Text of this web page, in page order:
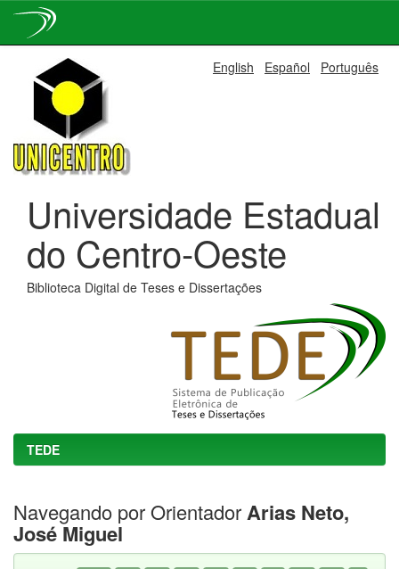
navigation
English Español Português
Universidade Estadual
do Centro-Oeste
Biblioteca Digital de Teses e Dissertações
TEDE
Navegando por OrientadorArias Neto,
José Miguel